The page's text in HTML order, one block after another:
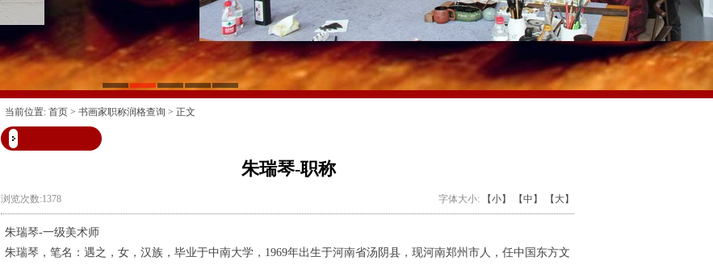
当前位置: 首页 > 书画家职称润格查询 > 正文
朱瑞琴-职称
浏览次数:1378 字体大小: 【小】 【中】 【大】
朱瑞琴-一级美术师
朱瑞琴，笔名：遇之，女，汉族，毕业于中南大学，1969年出生于河南省汤阴县，现河南郑州市人，任中国东方文